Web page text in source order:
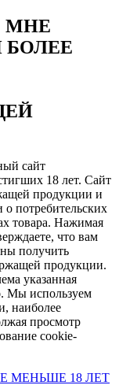
МНЕ
БОЛЕЕ
сайт
18 лет. Сайт
продукции и
потребительских
товара. Нажимая
что вам
получить
продукции.
указанная
Мы используем
наиболее
просмотр
cookie-
МЕНЬШЕ 18 ЛЕТ